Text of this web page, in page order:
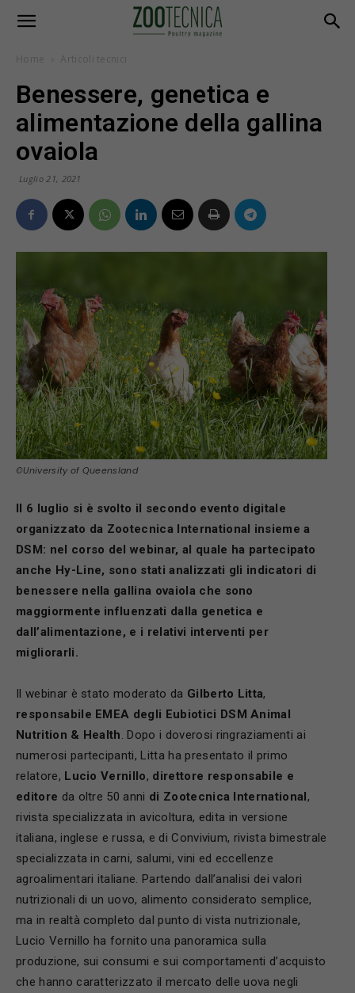
Home Articoli tecnici
Benessere, genetica e
alimentazione della gallina
ovaiola
Luglio 21, 2021
©University of Queensland
Il 6 luglio si è svolto il secondo evento digitale
organizzato da Zootecnica International insieme a
DSM: nel corso del webinar, al quale ha partecipato
anche Hy-Line, sono stati analizzati gli indicatori di
benessere nella gallina ovaiola che sono
maggiormente influenzati dalla genetica e
dall’alimentazione, e i relativi interventi per
migliorarli.
Il webinar è stato moderato da Gilberto Litta,
responsabile EMEA degli Eubiotici DSM Animal
Nutrition & Health. Dopo i doverosi ringraziamenti ai
numerosi partecipanti, Litta ha presentato il primo
relatore, Lucio Vernillo, direttore responsabile e
editore da oltre 50 anni di Zootecnica International,
rivista specializzata in avicoltura, edita in versione
italiana, inglese e russa, e di Convivium, rivista bimestrale
specializzata in carni, salumi, vini ed eccellenze
agroalimentari italiane. Partendo dall’analisi dei valori
nutrizionali di un uovo, alimento considerato semplice,
ma in realtà completo dal punto di vista nutrizionale,
Lucio Vernillo ha fornito una panoramica sulla
produzione, sui consumi e sui comportamenti d’acquisto
che hanno caratterizzato il mercato delle uova negli